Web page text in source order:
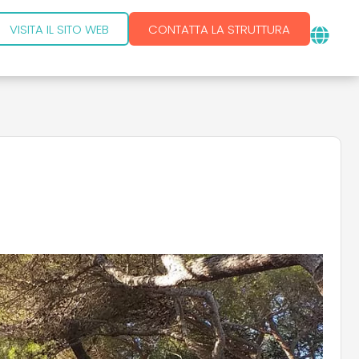
VISITA IL SITO WEB CONTATTA LA STRUTTURA